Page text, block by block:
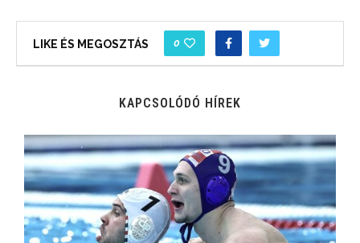
LIKE ÉS MEGOSZTÁS 0
KAPCSOLÓDÓ HÍREK